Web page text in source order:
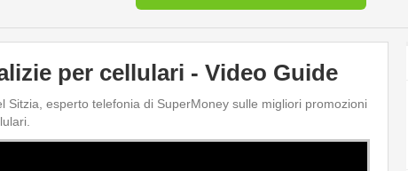
per cellulari - Video Guide
Sitzia, esperto telefonia di SuperMoney sulle migliori promozioni